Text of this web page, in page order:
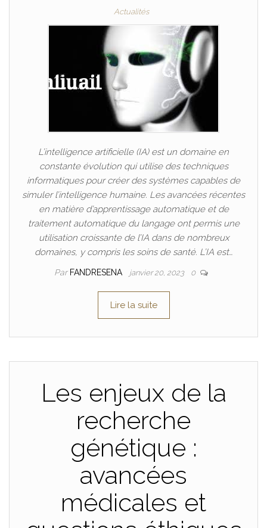
Actualités
L’intelligence artificielle (IA) est un domaine en
constante évolution qui utilise des techniques
informatiques pour créer des systèmes capables de
simuler l’intelligence humaine. Les avancées récentes
en matière d’apprentissage automatique et de
traitement automatique du langage ont permis une
utilisation croissante de l’IA dans de nombreux
domaines, y compris les soins de santé. L’IA est…
Par FANDRESENA janvier 20, 2023 0
Lire la suite
Les enjeux de la
recherche
génétique :
avancées
médicales et